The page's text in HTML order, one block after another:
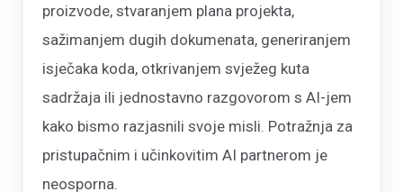
proizvode, stvaranjem plana projekta,
sažimanjem dugih dokumenata, generiranjem
isječaka koda, otkrivanjem svježeg kuta
sadržaja ili jednostavno razgovorom s AI-jem
kako bismo razjasnili svoje misli. Potražnja za
pristupačnim i učinkovitim AI partnerom je
neosporna.